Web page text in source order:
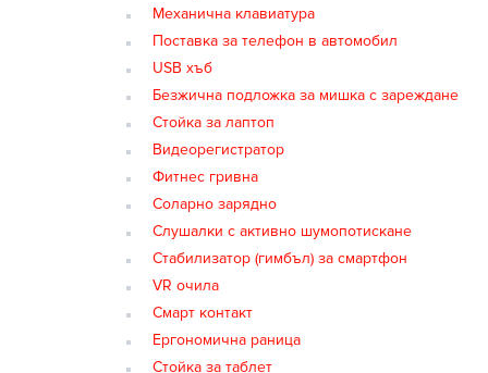
Механична клавиатура
Поставка за телефон в автомобил
USB хъб
Безжична подложка за мишка с зареждане
Стойка за лаптоп
Видеорегистратор
Фитнес гривна
Соларно зарядно
Слушалки с активно шумопотискане
Стабилизатор (гимбъл) за смартфон
VR очила
Смарт контакт
Ергономична раница
Стойка за таблет